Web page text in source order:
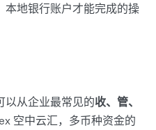
本地银行账户才能完成的操
以从企业最常见的收、管、
空中云汇，多币种资金的